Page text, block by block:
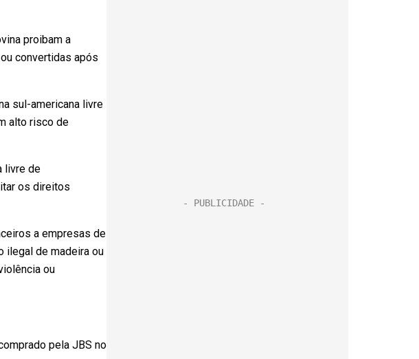
proibam a
convertidas após
sul-americana livre
alto risco de
livre de
os direitos
a empresas de
ilegal de madeira ou
ou
pela JBS no